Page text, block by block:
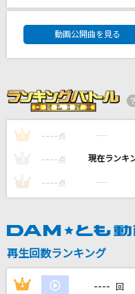
粛清マーチ
TWO-MIX
[生音]晴る
[良音]Colors of the
LiSA
DAM★ともボ
動画公開曲を見る
1 ---- 点 ----
---- 点 ----
3 ---- 点 ----
再生回数ランキング
1 ---- 回